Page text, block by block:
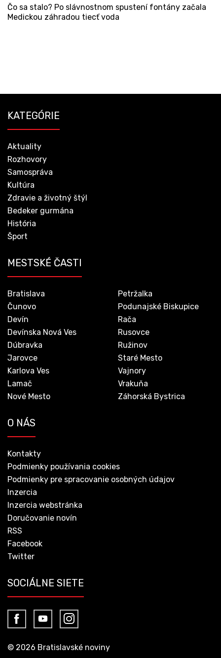
Čo sa stalo? Po slávnostnom spustení fontány začala
Medickou záhradou tiecť voda
KATEGÓRIE
Aktuality
Rozhovory
Samospráva
Kultúra
Zdravie a životný štýl
Bedeker gurmána
História
Šport
MESTSKÉ ČASTI
Bratislava
Čunovo
Devín
Devínska Nová Ves
Dúbravka
Jarovce
Karlova Ves
Lamač
Nové Mesto
Petržalka
Podunajské Biskupice
Rača
Rusovce
Ružinov
Staré Mesto
Vajnory
Vrakuňa
Záhorská Bystrica
O NÁS
Kontakty
Podmienky používania cookies
Podmienky pre spracovanie osobných údajov
Inzercia
Inzercia webstránka
Doručovanie novín
RSS
Facebook
Twitter
SOCIÁLNE SIETE
© 2026 Bratislavské noviny